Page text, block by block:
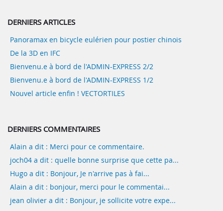
DERNIERS ARTICLES
Panoramax en bicycle eulérien pour postier chinois
De la 3D en IFC
Bienvenu.e à bord de l'ADMIN-EXPRESS 2/2
Bienvenu.e à bord de l'ADMIN-EXPRESS 1/2
Nouvel article enfin ! VECTORTILES
DERNIERS COMMENTAIRES
Alain a dit : Merci pour ce commentaire.
joch04 a dit : quelle bonne surprise que cette pa...
Hugo a dit : Bonjour, Je n'arrive pas à fai...
Alain a dit : bonjour, merci pour le commentai...
jean olivier a dit : Bonjour, je sollicite votre expe...